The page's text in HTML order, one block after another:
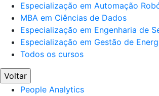
Especialização em Automação
MBA em Ciências de Dados
Especialização em Engenharia de
Especialização em Gestão de
Todos os cursos
Voltar
People Analytics